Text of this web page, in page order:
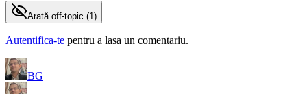
Aratăoff-topic (1)
Autentifica-te pentru a lasa un comentariu.
BG